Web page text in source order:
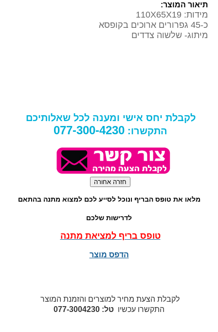
תיאור המוצר:
מידות: 110X65X19
כ-45 גפרורים ארוכים בקופסא
מיתוג- שלשוה צדדים
לקבלת יחס אישי ומענה לכל שאלותיכם
התקשרו: 077-300-4230
מלאו את טופס הבריף ונוכל לסייע לכם למצוא מתנה בהתאם
לדרישות שלכם
טופס בריף למציאת מתנה
הדפס מוצר
לקבלת הצעת מחיר למוצרים והזמנת המוצר
התקשרו עכשיו טל: 077-3004230